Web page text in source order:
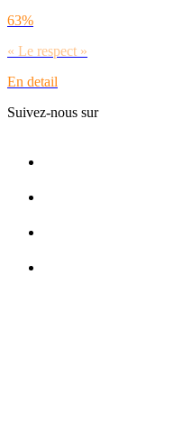
63%
« Le respect »
En detail
Suivez-nous sur